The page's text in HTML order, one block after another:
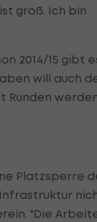
groß. Ich bin
2014/15 gibt
will auch
Runden
Platzsperre
"Die